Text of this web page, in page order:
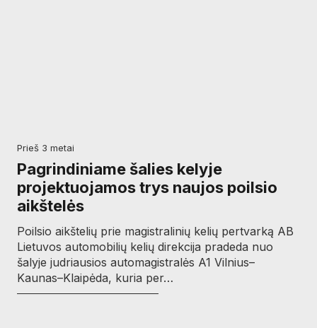
prieš 3 metai
Pagrindiniame šalies kelyje
projektuojamos trys naujos poilsio
aikštelės
Poilsio aikštelių prie magistralinių kelių pertvarką AB
Lietuvos automobilių kelių direkcija pradeda nuo
šalyje judriausios automagistralės A1 Vilnius–
Kaunas–Klaipėda, kuria per…